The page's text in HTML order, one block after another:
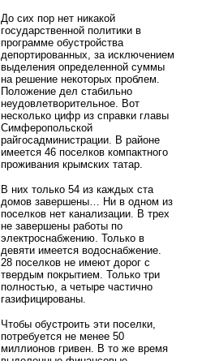
До сих пор нет никакой
государственной политики в
программе обустройства
депортированных, за исключением
выделения определенной суммы
на решение некоторых проблем.
Положение дел стабильно
неудовлетворительное. Вот
несколько цифр из справки главы
Симферопольской
райгосадминистрации. В районе
имеется 46 поселков компактного
проживания крымских татар.
В них только 54 из каждых ста
домов завершены… Ни в одном из
поселков нет канализации. В трех
не завершены работы по
электроснабжению. Только в
девяти имеется водоснабжение.
28 поселков не имеют дорог с
твердым покрытием. Только три
полностью, а четыре частично
газифицированы.
Чтобы обустроить эти поселки,
потребуется не менее 50
миллионов гривен. В то же время